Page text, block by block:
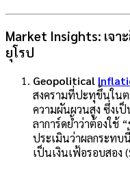
Market Insights: เจา
ยุโรป
Geopolitical
สงครามที่ปะทุขึ้นในต
ความผันผวนสูง ซึ่งเ
ลาการ์ดย้ำว่าต้องใช้
ประเมินว่าผลกระทบ
เป็นเงินเฟ้อรอบสอง